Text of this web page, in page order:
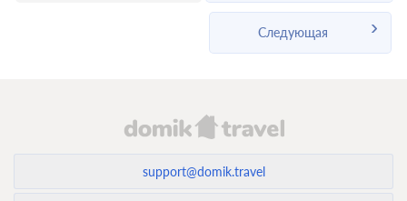
Следующая
support@domik.travel